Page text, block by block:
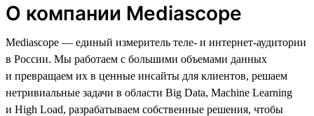
О компании Mediascope
Mediascope — единый измеритель теле- и интернет-аудитории
в России. Мы работаем с большими объемами данных
и превращаем их в ценные инсайты для клиентов, решаем
нетривиальные задачи в области Big Data, Machine Learning
и High Load, разрабатываем собственные решения, чтобы